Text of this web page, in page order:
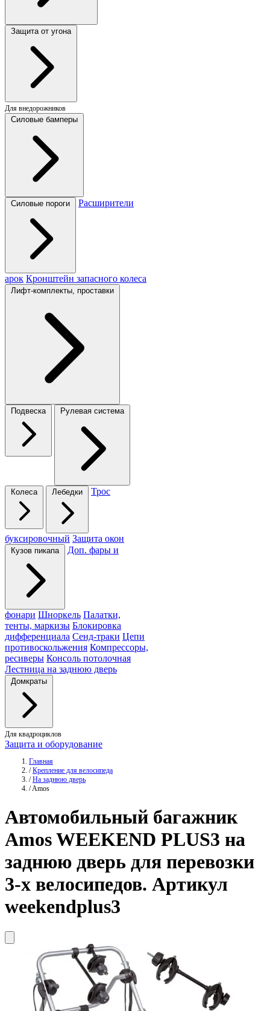
Защита от угона
Для внедорожников
Силовые бамперы
Силовые пороги Расширители
арок Кронштейн запасного колеса
Лифт-комплекты, проставки
Подвеска Рулевая система
Колеса Лебедки Трос
буксировочный Защита окон
Кузов пикапа Доп. фары и
фонари Шноркель Палатки,
тенты, маркизы Блокировка
дифференциала Сенд-траки Цепи
противоскольжения Компрессоры,
ресиверы Консоль потолочная
Лестница на заднюю дверь
Домкраты
Для квадроциклов
Защита и оборудование
Главная
/ Крепление для велосипеда
/ На заднюю дверь
/Amos
Автомобильный багажник
AmosWEEKEND PLUS3 на
заднюю дверь для перевозки
3-х велосипедов. Артикул
weekendplus3